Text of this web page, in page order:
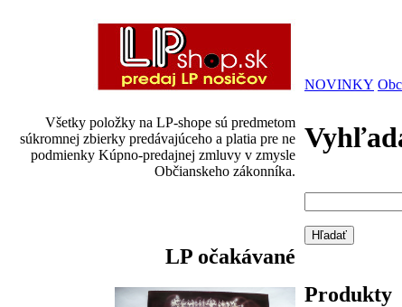
Všetky položky na LP-shope sú predmetom
súkromnej zbierky predávajúceho a platia pre ne
podmienky Kúpno-predajnej zmluvy v zmysle
Občianskeho zákonníka.
LP očakávané
NOVINKY
Produkty